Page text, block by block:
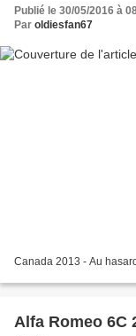
Publié le 30/05/2016 à
Par oldiesfan67
Canada 2013 - Au
Alfa Romeo 6C